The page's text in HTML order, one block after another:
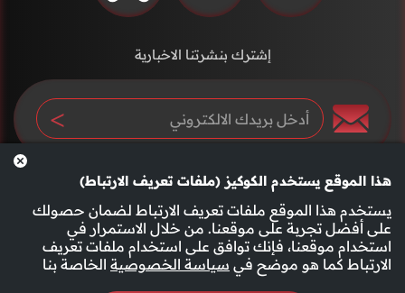
هذا الموقع يستخدم الكوكيز (ملفات تعريف الارتباط)
يستخدم هذا الموقع ملفات تعريف الارتباط لضمان حصولك
على أفضل تجربة على موقعنا. من خلال الاستمرار في
استخدام موقعنا، فإنك توافق على استخدام ملفات تعريف
الارتباط كما هو موضح في سياسة الخصوصية الخاصة بنا
إشترك بنشرتنا الاخبارية
سياسة الخصوصية الأحكام والشروط